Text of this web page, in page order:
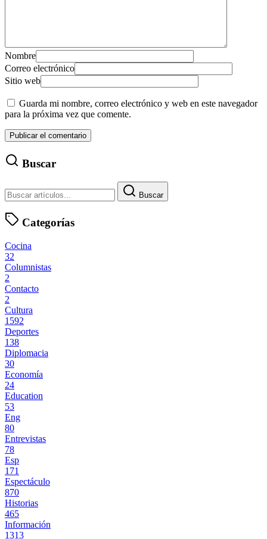
Nombre
Correo electrónico
Sitio web
Guarda mi nombre, correo electrónico y web en este navegador
para la próxima vez que comente.
Buscar
Buscar
Categorías
Cocina
32
Columnistas
2
Contacto
2
Cultura
1592
Deportes
138
Diplomacia
30
Economía
24
Education
53
Eng
80
Entrevistas
78
Esp
171
Espectáculo
870
Historias
465
Información
1313